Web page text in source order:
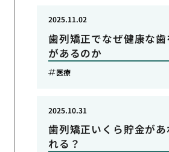
歯列矯正でなぜ健康な
があるのか
2025.11.02
医療
歯列矯正いくら貯金があ
れる？
2025.10.31